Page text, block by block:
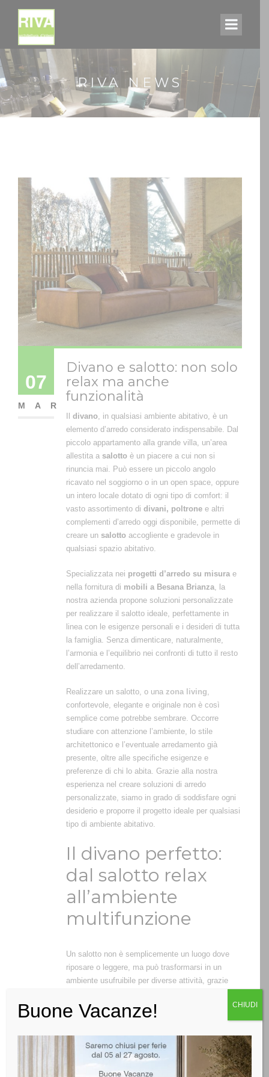
RIVA NEWS
07
MAR
Divano e salotto: non solo
relax ma anche
funzionalità
divano , in qualsiasi ambiente abitativo, è un
elemento d’arredo considerato indispensabile. Dal
piccolo appartamento alla grande villa, un’area
allestita a salotto è un piacere a cui non si
rinuncia mai. Può essere un piccolo angolo
ricavato nel soggiorno o in un open space, oppure
un intero locale dotato di ogni tipo di comfort: il
vasto assortimento di divani, poltrone e altri
complementi d’arredo oggi disponibile, permette di
creare un salotto accogliente e gradevole in
qualsiasi spazio abitativo.
Specializzata nei progetti d’arredo su misura e
nella fornitura di mobili a Besana Brianza , la
nostra azienda propone soluzioni personalizzate
per realizzare il salotto ideale, perfettamente in
linea con le esigenze personali e i desideri di tutta
la famiglia. Senza dimenticare, naturalmente,
l’armonia e l’equilibrio nei confronti di tutto il resto
dell’arredamento.
Realizzare un salotto, o una zona living
confortevole, elegante e originale non è così
semplice come potrebbe sembrare. Occorre
studiare con attenzione l’ambiente, lo stile
architettonico e l’eventuale arredamento già
presente, oltre alle specifiche esigenze e
preferenze di chi lo abita. Grazie alla nostra
esperienza nel creare soluzioni di arredo
personalizzate, siamo in grado di soddisfare ogni
desiderio e proporre il progetto ideale per qualsiasi
tipo di ambiente abitativo.
Il divano perfetto:
dal salotto relax
all’ambiente
multifunzione
Un salotto non è semplicemente un luogo dove
riposare o leggere, ma può trasformarsi in un
ambiente usufruibile per diverse attività, grazie
trasformabili.
un tavolino rappresentano semplicemente la base
da cui partire per creare un ambiente confortevole
e funzionale, in relazione alle dimensioni e alle
Buone Vacanze! CHIUDI